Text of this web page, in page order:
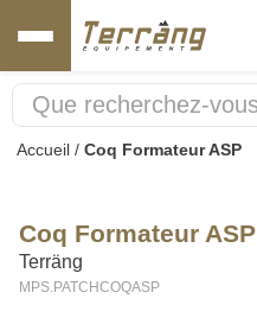
Accueil / Coq Formateur ASP
Coq Formateur ASP
Terräng
MPS.PATCHCOQASP